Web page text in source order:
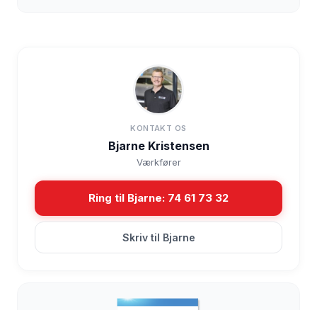
KONTAKT OS
Bjarne Kristensen
Værkfører
Ring til Bjarne: 74 61 73 32
Skriv til Bjarne